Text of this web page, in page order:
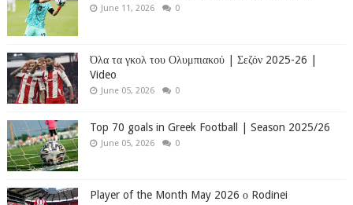
June 11, 2026 0
Όλα τα γκολ του Ολυμπιακού | Σεζόν 2025-26 |
Video
June 05, 2026 0
Top 70 goals in Greek Football | Season 2025/26
June 05, 2026 0
Player of the Month May 2026 ο Rodinei